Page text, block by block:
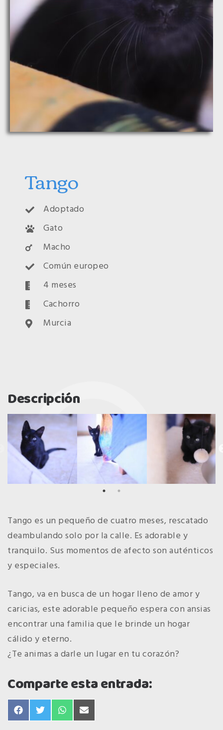
Tango
Adoptado
Gato
Macho
Común europeo
4 meses
Cachorro
Murcia
Descripción
Tango es un pequeño de cuatro meses, rescatado
deambulando solo por la calle. Es adorable y
tranquilo. Sus momentos de afecto son auténticos
y especiales.
Tango, va en busca de un hogar lleno de amor y
caricias, este adorable pequeño espera con ansias
encontrar una familia que le brinde un hogar
cálido y eterno.
¿Te animas a darle un lugar en tu corazón?
Comparte esta entrada:
compartir
en
compartir
en
compartir
en
compartir
en